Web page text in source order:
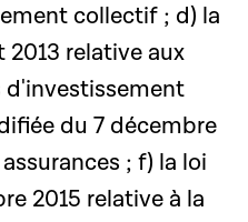
collectif ; d) la
relative aux
du 7 décembre
; f) la loi
2015 relative à la